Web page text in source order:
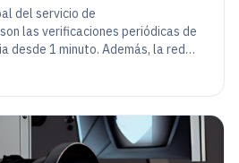
del servicio de
las verificaciones periódicas de
desde 1 minuto. Además, la red
actualmente incluye más